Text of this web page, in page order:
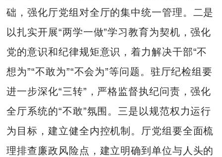
础，强化厅党组对全厅的集中统一管理。二是
以扎实开展“两学一做”学习教育为契机，强化
党的意识和纪律规矩意识，着力解决干部“不
想为”“不敢为”“不会为”等问题。驻厅纪检组要
进一步深化“三转”，严格监督执纪问责，强化
全厅系统的“不敢”氛围。三是以规范权力运行
为目标，建立健全内控机制。厅党组要全面梳
理排查廉政风险点，建立明确到单位与人头的